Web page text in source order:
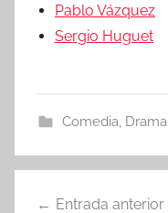
Pablo Vázquez
Sergio Huguet
Comedia, Drama
Entrada anterior